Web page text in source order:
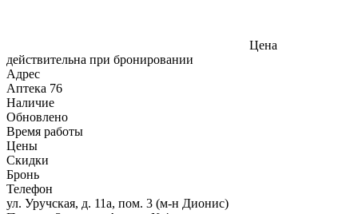
Цена
действительна при бронировании
Адрес
Аптека 76
Наличие
Обновлено
Время работы
Цены
Скидки
Бронь
Телефон
ул. Уручская, д. 11а, пом. 3 (м-н Дионис)